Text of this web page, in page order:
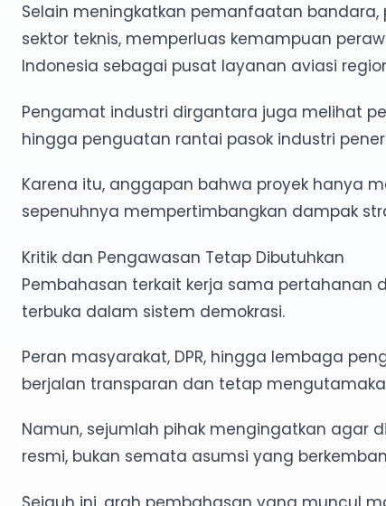
Selain meningkatkan pemanfaatan
sektor teknis, memperluas kemampuan
Indonesia sebagai pusat layanan aviasi
Pengamat industri dirgantara juga melihat
hingga penguatan rantai pasok industri
Karena itu, anggapan bahwa proyek hanya
sepenuhnya mempertimbangkan dampak
Kritik dan Pengawasan Tetap Dibutuhkan
Pembahasan terkait kerja sama pertahanan
terbuka dalam sistem demokrasi.
Peran masyarakat, DPR, hingga lembaga
berjalan transparan dan tetap
Namun, sejumlah pihak mengingatkan agar
resmi, bukan semata asumsi yang